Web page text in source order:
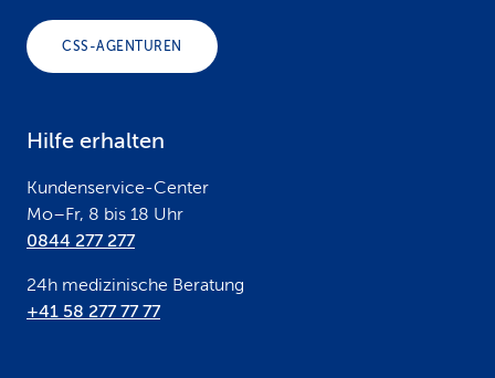
CSS-AGENTUREN
Hilfe erhalten
Kundenservice-Center
Mo–Fr, 8 bis 18 Uhr
0844 277 277
24h medizinische Beratung
+41 58 277 77 77